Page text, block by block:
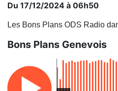
Du 17/12/2024 à 06h50
Les Bons Plans ODS Radio
Bons Plans Genevois